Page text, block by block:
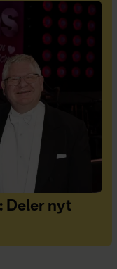
Deler nyt